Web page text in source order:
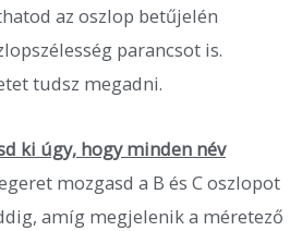
az oszlop betűjelén
parancsot is.
tudsz megadni.
ki úgy, hogy minden név
mozgasd a B és C oszlopot
amíg megjelenik a méretező